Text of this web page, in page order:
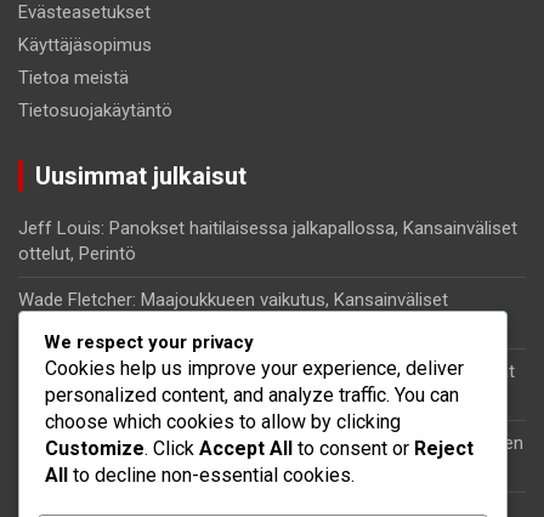
Evästeasetukset
Käyttäjäsopimus
Tietoa meistä
Tietosuojakäytäntö
Uusimmat julkaisut
Jeff Louis: Panokset haitilaisessa jalkapallossa, Kansainväliset
ottelut, Perintö
Wade Fletcher: Maajoukkueen vaikutus, Kansainväliset
Kenny Lala: Henkilökohtainen tausta, Jalkapalloura, Merkittävät
esitykset
Kervens Belfort: Saavutukset, Seuran menestys, Kansainvälinen
vaikutus
We respect your privacy
Cookies help us improve your experience, deliver
personalized content, and analyze traffic. You can
choose which cookies to allow by clicking
Customize. Click Accept All to consent or Reject
All to decline non-essential cookies.